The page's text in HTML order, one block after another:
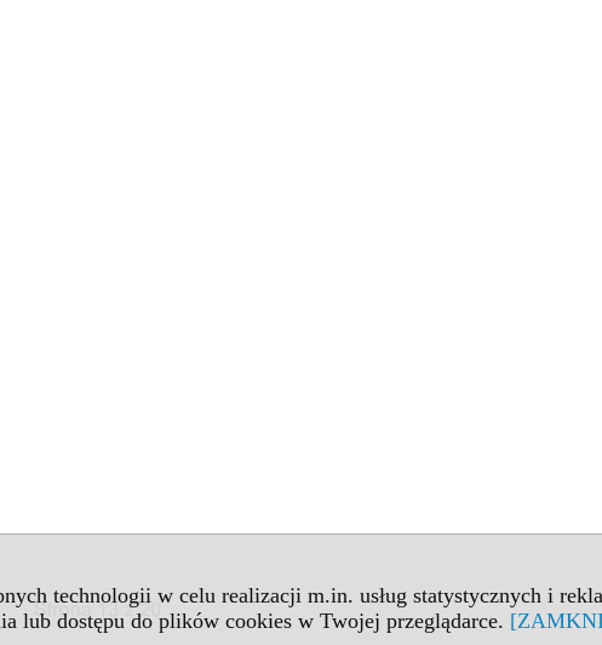
technologii w celu realizacji m.in. usług statystycznych i
lub dostępu do plików cookies w Twojej przeglądarce.